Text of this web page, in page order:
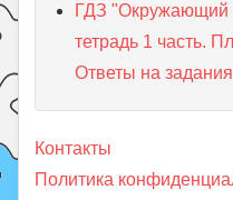
ГДЗ "Окружающий
тетрадь 1 часть.
Ответы на
Контакты
Политика